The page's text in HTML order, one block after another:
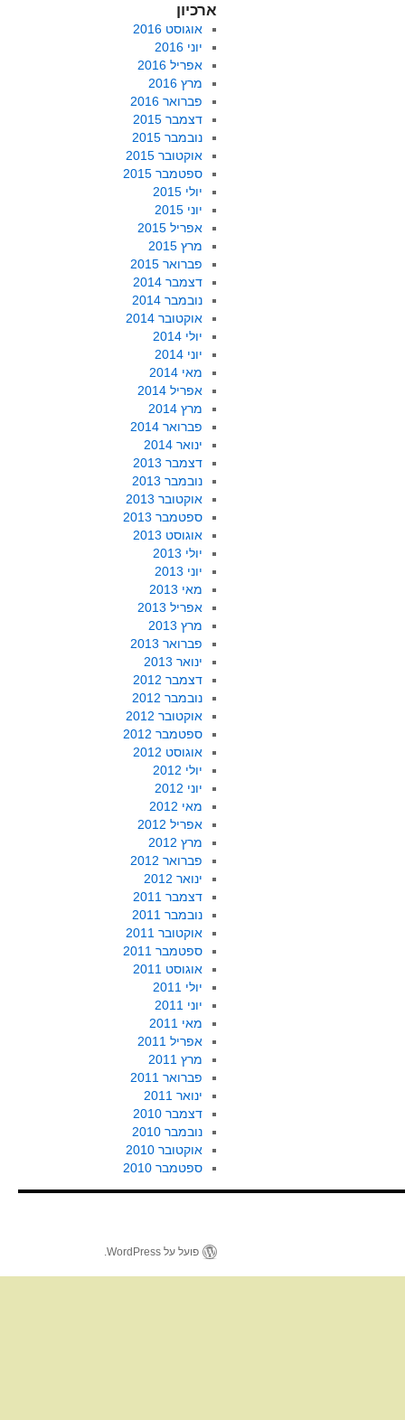
ארכיון
אוגוסט 2016
יוני 2016
אפריל 2016
מרץ 2016
פברואר 2016
דצמבר 2015
נובמבר 2015
אוקטובר 2015
ספטמבר 2015
יולי 2015
יוני 2015
אפריל 2015
מרץ 2015
פברואר 2015
דצמבר 2014
נובמבר 2014
אוקטובר 2014
יולי 2014
יוני 2014
מאי 2014
אפריל 2014
מרץ 2014
פברואר 2014
ינואר 2014
דצמבר 2013
נובמבר 2013
אוקטובר 2013
ספטמבר 2013
אוגוסט 2013
יולי 2013
יוני 2013
מאי 2013
אפריל 2013
מרץ 2013
פברואר 2013
ינואר 2013
דצמבר 2012
נובמבר 2012
אוקטובר 2012
ספטמבר 2012
אוגוסט 2012
יולי 2012
יוני 2012
מאי 2012
אפריל 2012
מרץ 2012
פברואר 2012
ינואר 2012
דצמבר 2011
נובמבר 2011
אוקטובר 2011
ספטמבר 2011
אוגוסט 2011
יולי 2011
יוני 2011
מאי 2011
אפריל 2011
מרץ 2011
פברואר 2011
ינואר 2011
דצמבר 2010
נובמבר 2010
אוקטובר 2010
ספטמבר 2010
פועל על WordPress.